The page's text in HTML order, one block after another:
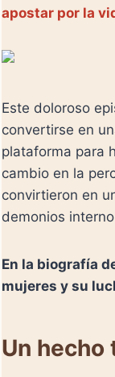
apostar por la
Este doloroso
convertirse en
plataforma para
cambio en la
convirtieron en
demonios
En la biografía
mujeres y su
Un